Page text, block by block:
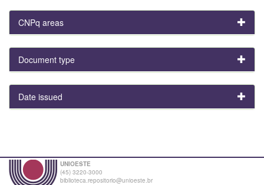
CNPq areas
Document type
Date issued
UNIOESTE
(45) 3220-3000
biblioteca.repositorio@unioeste.br